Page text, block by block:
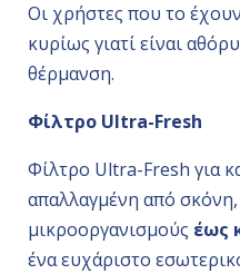
Οι χρήστες που το
κυρίως γιατί είναι
θέρμανση.
Φίλτρο Ultra-Fresh
Φίλτρο Ultra-Fresh για
απαλλαγμένη από
μικροοργανισμούς έως
ένα ευχάριστο